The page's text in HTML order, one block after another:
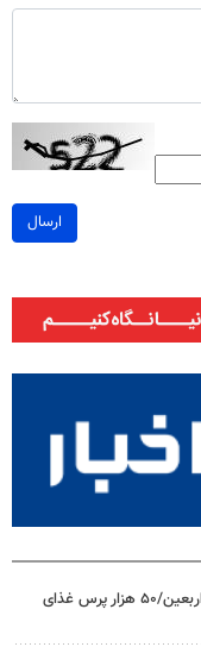
ارسال
کارنامه موکب مسجد مقدس جمکران در اربعین/۵۰ هزار پرس غذای